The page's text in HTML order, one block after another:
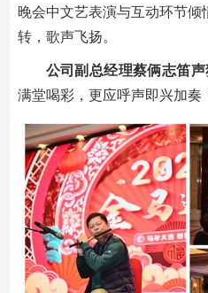
晚会中文艺表演与互动环节
转，歌声飞扬。
公司副总经理蔡俩志笛
满堂喝彩，更应呼声即兴加奏